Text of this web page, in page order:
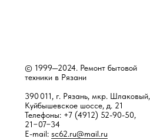
© 1999—2024. Ремонт бытовой
техники в Рязани
390 011, г. Рязань, мкр. Шлаковый,
Куйбышевское шоссе, д. 21
Телефоны: +7 (4912) 52-90-50,
21−07−34
E-mail: sc62.ru@mail.ru